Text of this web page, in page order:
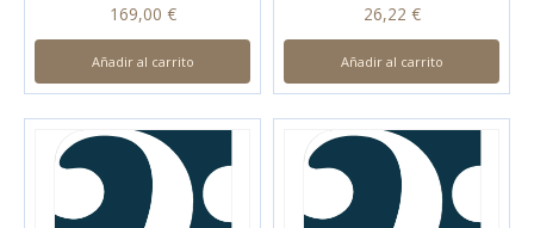
169,00 €
Añadir al carrito
26,22 €
Añadir al carrito